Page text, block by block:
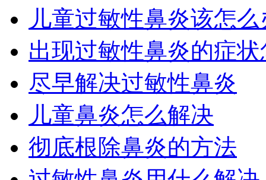
儿童过敏性鼻炎该怎么
出现过敏性鼻炎的症
尽早解决过敏性鼻炎
儿童鼻炎怎么解决
彻底根除鼻炎的方法